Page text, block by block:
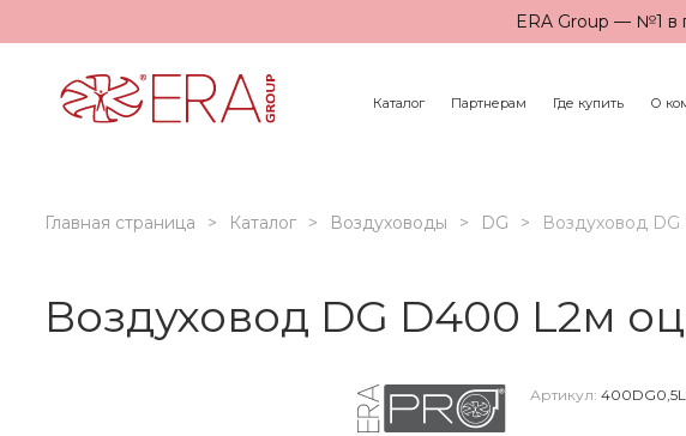
ERA Group — №1 в
Каталог Партнерам Где купить О
Главная страница Каталог Воздуховоды DG Воздуховод
Воздуховод DG D400 L2м
Артикул: